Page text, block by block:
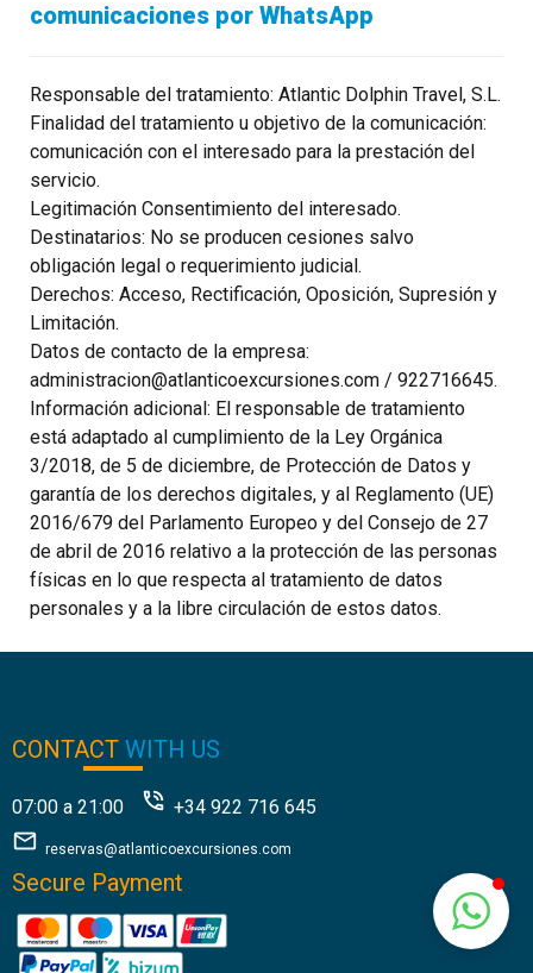
comunicaciones por WhatsApp
Responsable del tratamiento: Atlantic Dolphin Travel, S.L.
Finalidad del tratamiento u objetivo de la comunicación:
comunicación con el interesado para la prestación del
servicio.
Legitimación Consentimiento del interesado.
Destinatarios: No se producen cesiones salvo
obligación legal o requerimiento judicial.
Derechos: Acceso, Rectificación, Oposición, Supresión y
Limitación.
Datos de contacto de la empresa:
administracion@atlanticoexcursiones.com / 922716645.
Información adicional: El responsable de tratamiento
está adaptado al cumplimiento de la Ley Orgánica
3/2018, de 5 de diciembre, de Protección de Datos y
garantía de los derechos digitales, y al Reglamento (UE)
2016/679 del Parlamento Europeo y del Consejo de 27
de abril de 2016 relativo a la protección de las personas
físicas en lo que respecta al tratamiento de datos
personales y a la libre circulación de estos datos.
CONTACT WITH US
07:00 a 21:00 +34 922 716 645
reservas@atlanticoexcursiones.com
Secure Payment